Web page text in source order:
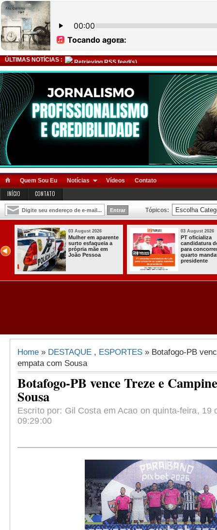
ÚLTIMAS NOTÍCIAS : Retrieving RSS feed(s)
Quem Sou Eu Notícias Vídeos Contato
INÍCIO CONTATO
Tópicos:
03 August 2026
Mulher em aparente
surto esfaqueia a
própria mãe em
João Pessoa
03 August 2026
PT oficializa
candidatura
para
quarto
presidente
Home » DESTAQUE , ESPORTES » Botafogo-PB
empata com Sousa
Botafogo-PB vence Treze e
Sousa
Escrito por: Gil Costa em Acao on quinta-feira, 19
09:29:00